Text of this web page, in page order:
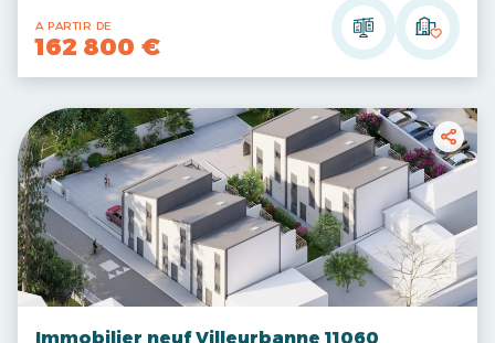
A PARTIR DE
162 800 €
Immobilier neuf Villeurbanne 11060